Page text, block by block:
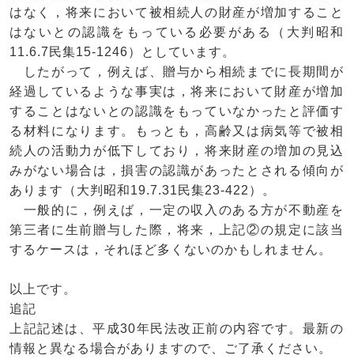
はなく，将来において被相続人の財産が増加すること
はないとの認識をもっている必要がある（大判昭和
11.6.7民集15-1246）としています。
したがって，例えば、贈与から相続までに長期間が
経過しているような事実は，将来において財産が増加
することはないとの認識をもっていなかったと評価す
る材料になります。もっとも，高齢又は病気等で被相
続人の活動力が低下しており，将来財産の増加の見込
みがない場合は，損害の認識があったとされる傾向が
あります（大判昭和19.7.31民集23-422）。
一般的に，例えば，一定の収入のある方が不動産を
第三者に生前贈与した際，将来，上記②の規定に該当
するケースは，それほど多くないのかもしれません。
以上です。
追記
上記記述は、平成30年民法改正前の内容です。最新の
情報と異なる場合がありますので、ご了承ください。